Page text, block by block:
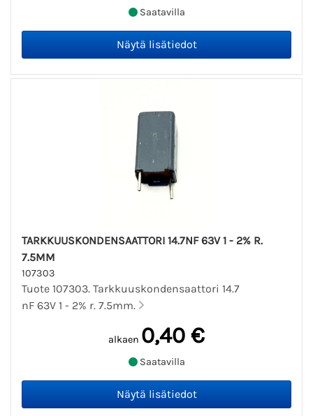
Saatavilla
TARKKUUSKONDENSAATTORI 14.7NF 63V 1 - 2% R.
7.5MM
107303
Tuote 107303. Tarkkuuskondensaattori 14.7
nF 63V 1 - 2% r. 7.5mm.
alkaen 0,40 €
Saatavilla